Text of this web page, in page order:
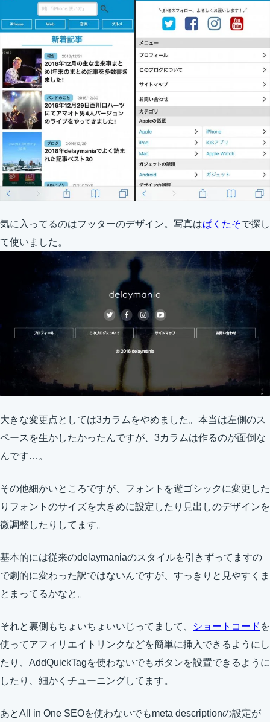
気に入ってるのはフッターのデザイン。写真はぱくたそで探し
て使いました。
大きな変更点としては3カラムをやめました。本当は左側のス
ペースを生かしたかったんですが、3カラムは作るのが面倒な
んです…。
その他細かいところですが、フォントを遊ゴシックに変更した
りフォントのサイズを大きめに設定したり見出しのデザインを
微調整したりしてます。
基本的には従来のdelaymaniaのスタイルを引きずってますの
で劇的に変わった訳ではないんですが、すっきりと見やすくま
とまってるかなと。
それと裏側もちょいちょいいじってまして、 ショートコード を
使ってアフィリエイトリンクなどを簡単に挿入できるようにし
たり、AddQuickTagを使わないでもボタンを設置できるように
したり、細かくチューニングしてます。
あとAll in One SEOを使わないでもmeta descriptionの設定が